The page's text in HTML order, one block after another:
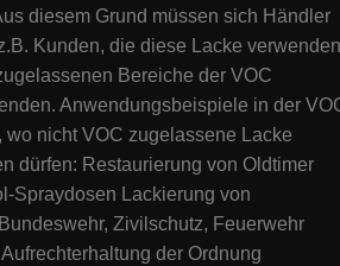
diesem Grund müssen sich Händler
Kunden, die diese Lacke
Bereiche der VOC
Anwendungsbeispiele in der
wo nicht VOC zugelassene Lacke
dürfen: Restaurierung von Oldtimer
Spraydosen Lackierung von
Zivilschutz, Feuerwehr
der Ordnung